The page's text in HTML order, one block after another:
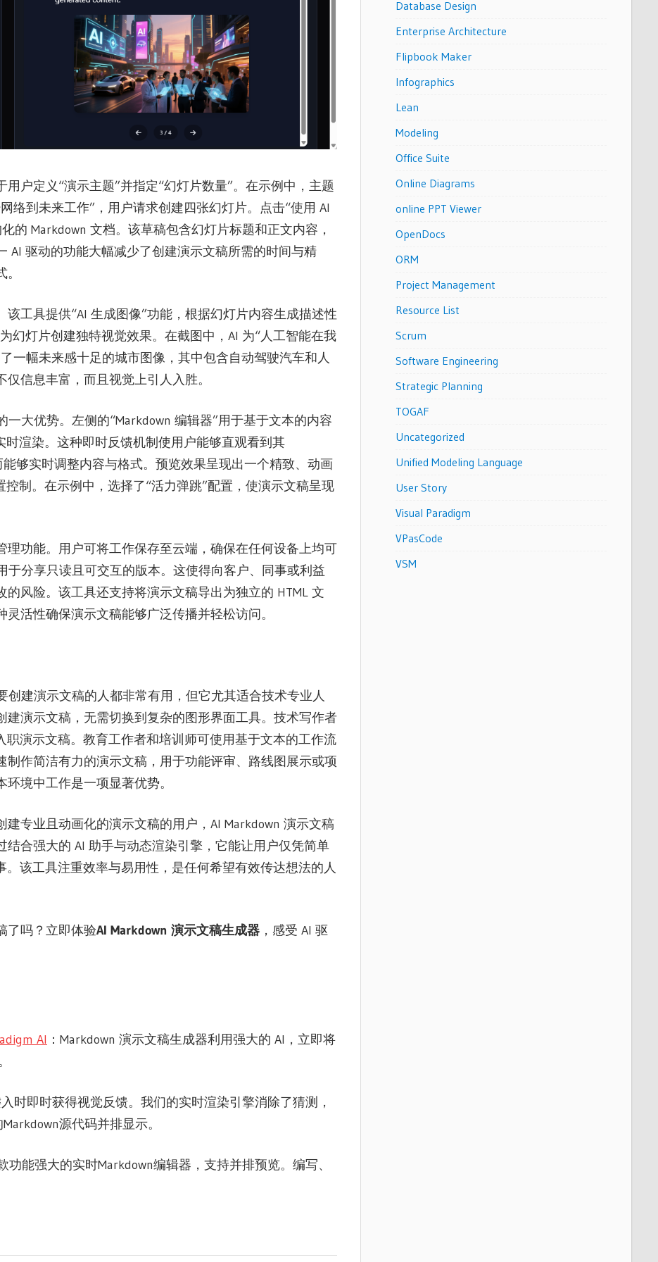
户定义“演示主题”并指定“幻灯片数量”。在示例中，主题
络到未来工作”，用户请求创建四张幻灯片。点击“使用 AI
的 Markdown 文档。该草稿包含幻灯片标题和正文内容，
AI 驱动的功能大幅减少了创建演示文稿所需的时间与精
工具提供“AI 生成图像”功能，根据幻灯片内容生成描述性
幻灯片创建独特视觉效果。在截图中，AI 为“人工智能在我
一幅未来感十足的城市图像，其中包含自动驾驶汽车和人
信息丰富，而且视觉上引人入胜。
大优势。左侧的“Markdown 编辑器”用于基于文本的内容
渲染。这种即时反馈机制使用户能够直观看到其
够实时调整内容与格式。预览效果呈现出一个精致、动画
制。在示例中，选择了“活力弹跳”配置，使演示文稿呈现
功能。用户可将工作保存至云端，确保在任何设备上均可
于分享只读且可交互的版本。这使得向客户、同事或利益
风险。该工具还支持将演示文稿导出为独立的 HTML 文
活性确保演示文稿能够广泛传播并轻松访问。
创建演示文稿的人都非常有用，但它尤其适合技术专业人
演示文稿，无需切换到复杂的图形界面工具。技术写作者
演示文稿。教育工作者和培训师可使用基于文本的工作流
作简洁有力的演示文稿，用于功能评审、路线图展示或项
境中工作是一项显著优势。
专业且动画化的演示文稿的用户，AI Markdown 演示文稿
合强大的 AI 助手与动态渲染引擎，它能让用户仅凭简单
该工具注重效率与易用性，是任何希望有效传达想法的人
了吗？立即体验AI Markdown 演示文稿生成器，感受 AI 驱
AI ：Markdown 演示文稿生成器利用强大的 AI，立即将
时即时获得视觉反馈。我们的实时渲染引擎消除了猜测，
源代码并排显示。
功能强大的实时Markdown编辑器，支持并排预览。编写、
Database Design
Enterprise Architecture
Flipbook Maker
Infographics
Lean
Modeling
Office Suite
Online Diagrams
online PPT Viewer
OpenDocs
ORM
Project Management
Resource List
Scrum
Software Engineering
Strategic Planning
TOGAF
Uncategorized
Unified Modeling Language
User Story
Visual Paradigm
VPasCode
VSM